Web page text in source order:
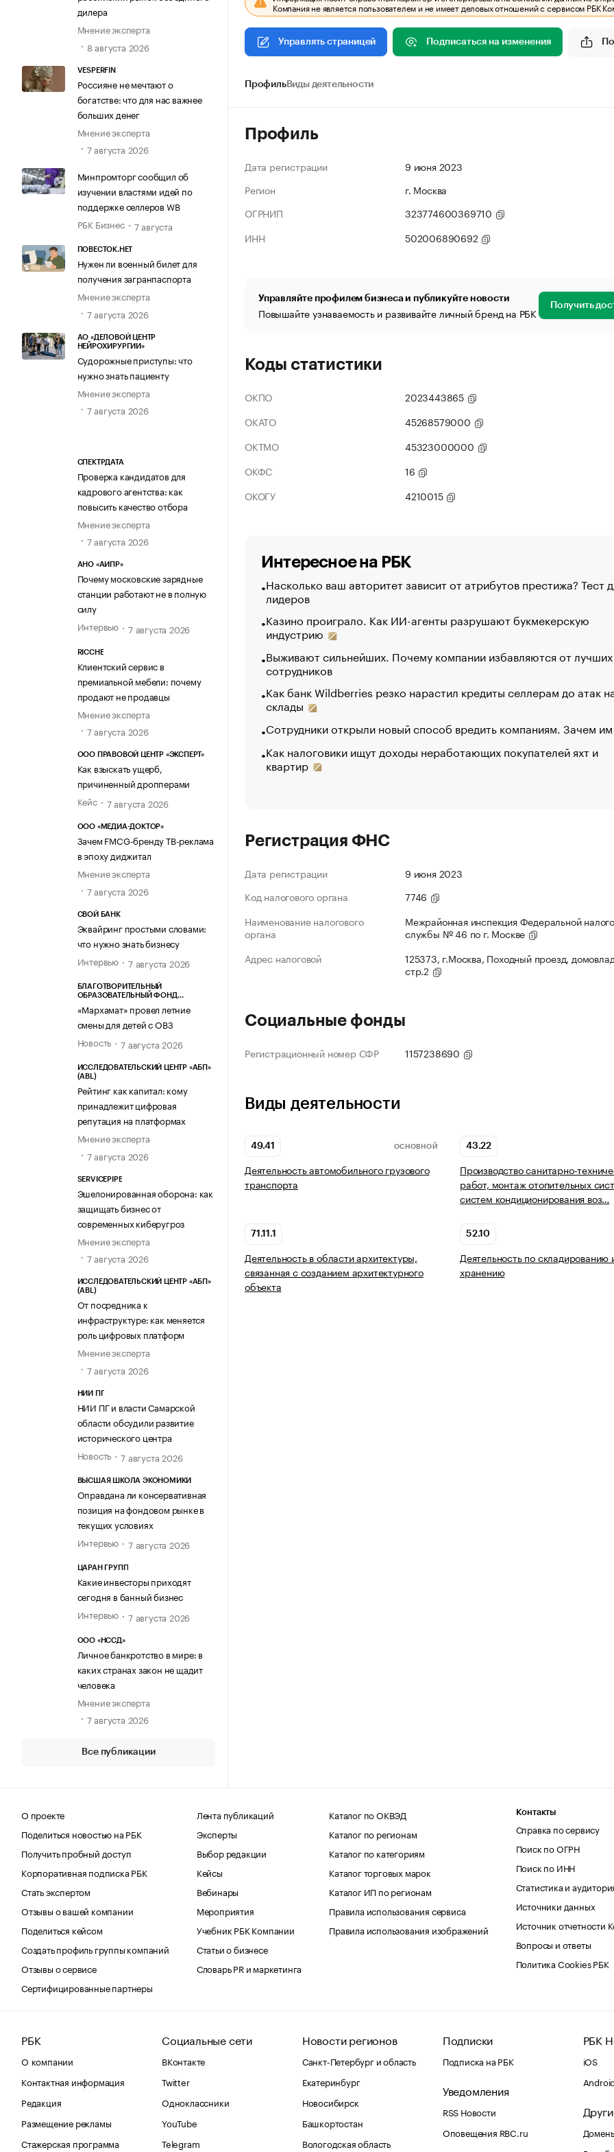
дилера
Мнение эксперта
8 августа 2026
VESPERFIN
Россияне не мечтают о
богатстве: что для нас важнее
больших денег
Мнение эксперта
7 августа 2026
Минпромторг сообщил об
изучении властями идей по
поддержке селлеров WB
РБК Бизнес
7 августа
ПОВЕСТОК.НЕТ
Нужен ли военный билет для
получения загранпаспорта
Мнение эксперта
7 августа 2026
АО «ДЕЛОВОЙ ЦЕНТР
НЕЙРОХИРУРГИИ»
Судорожные приступы: что
нужно знать пациенту
Мнение эксперта
7 августа 2026
СПЕКТРДАТА
Проверка кандидатов для
кадрового агентства: как
повысить качество отбора
Мнение эксперта
7 августа 2026
АНО «АИПР»
Почему московские зарядные
станции работают не в полную
силу
Интервью
7 августа 2026
RICCHE
Клиентский сервис в
премиальной мебели: почему
продают не продавцы
Мнение эксперта
7 августа 2026
ООО ПРАВОВОЙ ЦЕНТР «ЭКСПЕРТ»
Как взыскать ущерб,
причиненный дропперами
Кейс
7 августа 2026
ООО «МЕДИА-ДОКТОР»
Зачем FMCG-бренду ТВ-реклама
в эпоху диджитал
Мнение эксперта
7 августа 2026
СВОЙ БАНК
Эквайринг простыми словами:
что нужно знать бизнесу
Интервью
7 августа 2026
БЛАГОТВОРИТЕЛЬНЫЙ
ОБРАЗОВАТЕЛЬНЫЙ ФОНД
«Мархамат» провел летние
смены для детей с ОВЗ
Новость
7 августа 2026
ИССЛЕДОВАТЕЛЬСКИЙ ЦЕНТР «АБП»
(ABL)
Рейтинг как капитал: кому
принадлежит цифровая
репутация на платформах
Мнение эксперта
7 августа 2026
SERVICEPIPE
Эшелонированная оборона: как
защищать бизнес от
современных киберугроз
Мнение эксперта
7 августа 2026
ИССЛЕДОВАТЕЛЬСКИЙ ЦЕНТР «АБП»
(ABL)
От посредника к
инфраструктуре: как меняется
роль цифровых платформ
Мнение эксперта
7 августа 2026
НИИ ПГ
НИИ ПГ и власти Самарской
области обсудили развитие
исторического центра
Новость
7 августа 2026
ВЫСШАЯ ШКОЛА ЭКОНОМИКИ
Оправдана ли консервативная
позиция на фондовом рынке в
текущих условиях
Интервью
7 августа 2026
ЦАРАН ГРУПП
Какие инвесторы приходят
сегодня в банный бизнес
Интервью
7 августа 2026
ООО «НССД»
Личное банкротство в мире: в
каких странах закон не щадит
человека
Мнение эксперта
7 августа 2026
Все публикации
Компания не является пользователем и не имеет деловых отношений с сервисом РБК
Управлять страницей Подписаться на изменения
ПрофильВиды деятельности
Профиль
Дата регистрации
9 июня 2023
Регион
г. Москва
ОГРНИП
323774600369710
ИНН
502006890692
Управляйте профилем бизнеса и публикуйте новости
Повышайте узнаваемость и развивайте личный бренд на РБК Получить
Коды статистики
ОКПО
2023443865
ОКАТО
45268579000
ОКТМО
45323000000
ОКФС
16
ОКОГУ
4210015
Интересное на РБК
Насколько ваш авторитет зависит от атрибутов престижа? Тест
лидеров
Казино проиграло. Как ИИ-агенты разрушают букмекерскую
индустрию
Выживают сильнейших. Почему компании избавляются от лучших
сотрудников
Как банк Wildberries резко нарастил кредиты селлерам до атак
склады
Сотрудники открыли новый способ вредить компаниям. Зачем
Как налоговики ищут доходы неработающих покупателей яхт и
квартир
Регистрация ФНС
Дата регистрации
9 июня 2023
Код налогового органа
7746
Наименование налогового
органа
Межрайонная инспекция Федеральной
службы № 46 по г. Москве
Адрес налоговой
125373, г.Москва, Походный проезд,
стр.2
Социальные фонды
Регистрационный номер СФР 1157238690
Виды деятельности
49.41 ОСНОВНОЙ
Деятельность автомобильного грузового
транспорта
43.22
Производство санитарно-
работ, монтаж отопительных
систем кондиционирования воз…
71.11.1
Деятельность в области архитектуры,
связанная с созданием архитектурного
объекта
52.10
Деятельность по складированию
хранению
О проекте
Поделиться новостью на РБК
Получить пробный доступ
Корпоративная подписка РБК
Стать экспертом
Отзывы о вашей компании
Поделиться кейсом
Создать профиль группы компаний
Отзывы о сервисе
Сертифицированные партнеры
Лента публикаций
Эксперты
Выбор редакции
Кейсы
Вебинары
Мероприятия
Учебник РБК Компании
Статьи о бизнесе
Словарь PR и маркетинга
Каталог по ОКВЭД
Каталог по регионам
Каталог по категориям
Каталог торговых марок
Каталог ИП по регионам
Правила использования сервиса
Правила использования изображений
Контакты
Справка по сервису
Поиск по ОГРН
Поиск по ИНН
Статистика и
Источники данных
Источник отчетности
Вопросы и ответы
Политика Cookies РБК
РБК
О компании
Контактная информация
Редакция
Размещение рекламы
Стажерская программа
Социальные сети
ВКонтакте
Twitter
Одноклассники
YouTube
Telegram
Новости регионов
Санкт-Петербург и область
Екатеринбург
Новосибирск
Башкортостан
Вологодская область
Подписки
Подписка на РБК
Уведомления
RSS Новости
Оповещения RBC.ru
РБК
iOS